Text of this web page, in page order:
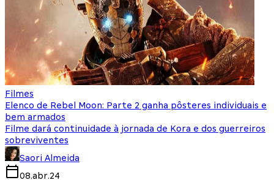
Filmes
Elenco de Rebel Moon: Parte 2 ganha pôsteres individuais e
bem armados
Filme dará continuidade à jornada de Kora e dos guerreiros
sobreviventes
Saori Almeida
08.abr.24